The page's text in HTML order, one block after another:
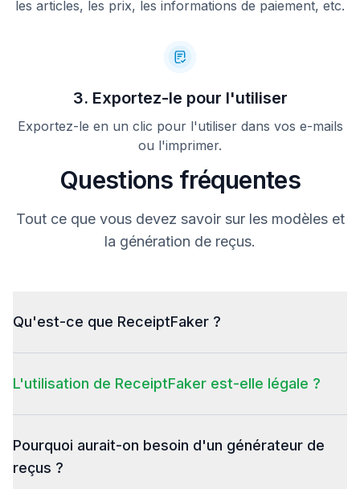
les articles, les prix, les informations de paiement, etc.
3. Exportez-le pour l'utiliser
Exportez-le en un clic pour l'utiliser dans vos e-mails
ou l'imprimer.
Questions fréquentes
Tout ce que vous devez savoir sur les modèles et
la génération de reçus.
Qu'est-ce que ReceiptFaker ?
L'utilisation de ReceiptFaker est-elle légale ?
Pourquoi aurait-on besoin d'un générateur de
reçus ?